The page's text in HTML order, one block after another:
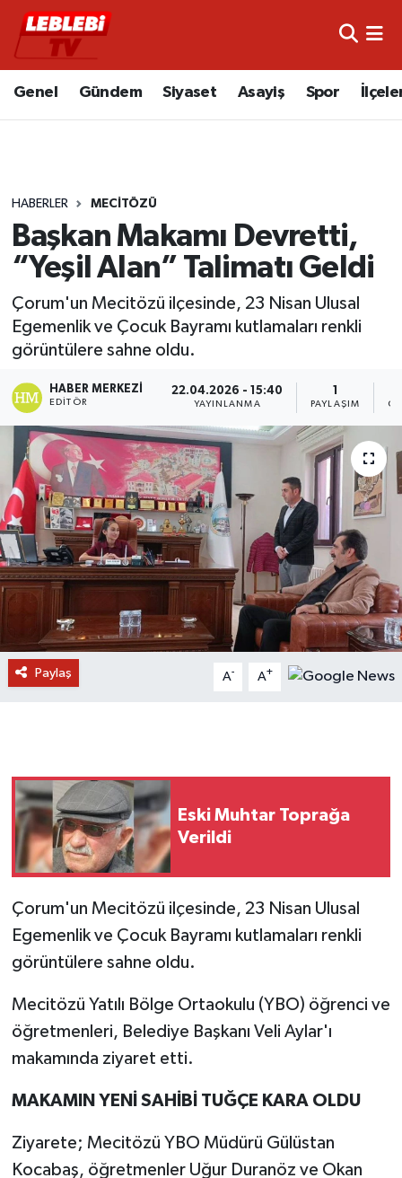
Genel Gündem Siyaset Asayiş Spor
HABERLER MECITÖZÜ
Başkan Makamı Devretti,
“Yeşil Alan” Talimatı Geldi
Çorum'un Mecitözü ilçesinde, 23 Nisan Ulusal
Egemenlik ve Çocuk Bayramı kutlamaları renkli
görüntülere sahne oldu.
HABER MERKEZI
EDITÖR
22.04.2026 - 15:40
YAYINLANMA
1
PAYLAŞIM
Paylaş A- A+
Eski Muhtar Toprağa
Verildi
Çorum'un Mecitözü ilçesinde, 23 Nisan Ulusal
Egemenlik ve Çocuk Bayramı kutlamaları renkli
görüntülere sahne oldu.
Mecitözü Yatılı Bölge Ortaokulu (YBO) öğrenci ve
öğretmenleri, Belediye Başkanı Veli Aylar'ı
makamında ziyaret etti.
MAKAMIN YENİ SAHİBİ TUĞÇE KARA OLDU
Ziyarete; Mecitözü YBO Müdürü Gülüstan
Kocabaş, öğretmenler Uğur Duranöz ve Okan
Hava Durumu
Süper Lig Puan Durumu ve Fikstür
Tüm Manşetler
Son Dakika Haberleri
Haber Arşivi